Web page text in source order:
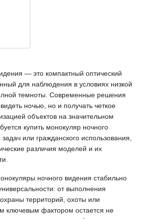
— это компактный оптический
для наблюдения в условиях низкой
темноты. Современные решения
ночью, но и получать четкое
объектов на значительном
купить монокуляр ночного
или гражданского использования,
различия моделей и их
ночного видения стабильно
от выполнения
территорий, охоты или
ключевым фактором остается не